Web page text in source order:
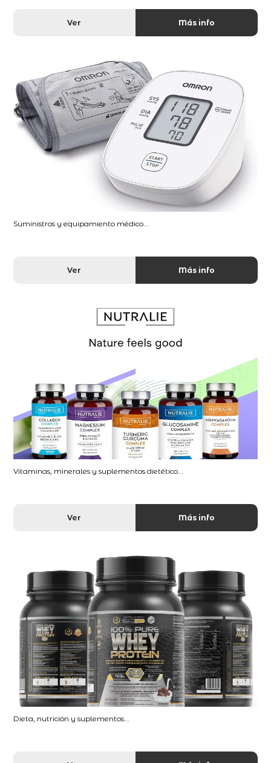
Ver Más info
Suministros y equipamiento médico...
Ver Más info
Vitaminas, minerales y suplementos dietético...
Ver Más info
Dieta, nutrición y suplementos...